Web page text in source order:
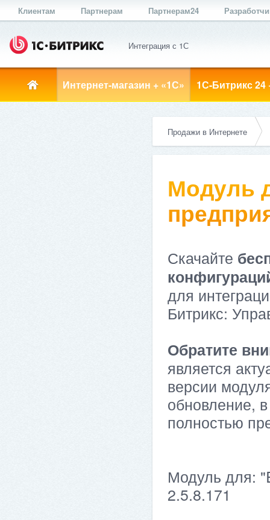
Клиентам Партнерам Партнерам24
Интеграция с 1С
Интернет-магазин + «1С» 1С-Битрикс 24
Продажи в Интернете
Модуль
Скачайте
для
Битрикс:
Обратите
является
версии
обновление,
полностью
Модуль для:
2.5.8.171